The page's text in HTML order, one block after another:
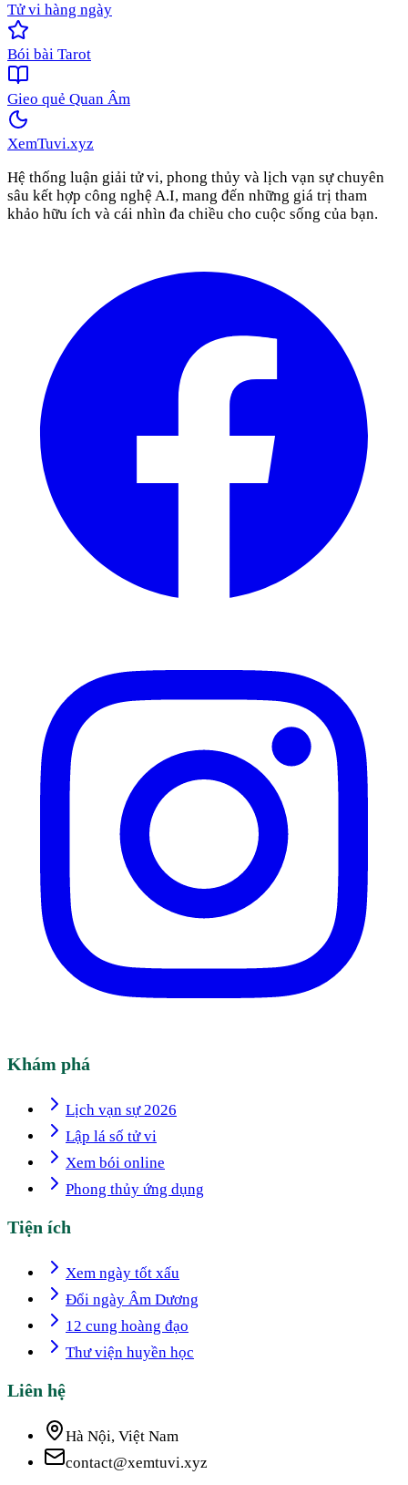
Tử vi hàng ngày
Bói bài Tarot
Gieo quẻ Quan Âm
XemTuvi.xyz
Hệ thống luận giải tử vi, phong thủy và lịch vạn sự chuyên
sâu kết hợp công nghệ A.I, mang đến những giá trị tham
khảo hữu ích và cái nhìn đa chiều cho cuộc sống của bạn.
Khám phá
Lịch vạn sự 2026
Lập lá số tử vi
Xem bói online
Phong thủy ứng dụng
Tiện ích
Xem ngày tốt xấu
Đổi ngày Âm Dương
12 cung hoàng đạo
Thư viện huyền học
Liên hệ
Hà Nội, Việt Nam
contact@xemtuvi.xyz